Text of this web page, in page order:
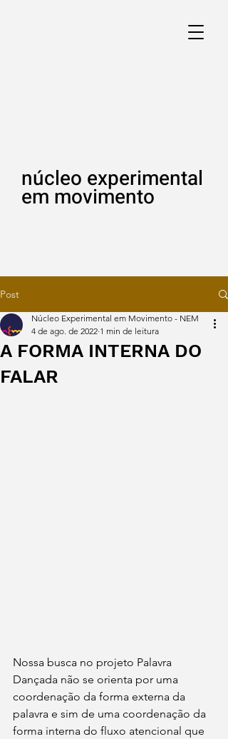
núcleo experimental
em movimento
Post
A FORMA INTERNA DO
FALAR
Núcleo Experimental em Movimento - NEM
4 de ago. de 2022 1 min de leitura
Nossa busca no projeto Palavra
Dançada não se orienta por uma
coordenação da forma externa da
palavra e sim de uma coordenação da
forma interna do fluxo atencional que